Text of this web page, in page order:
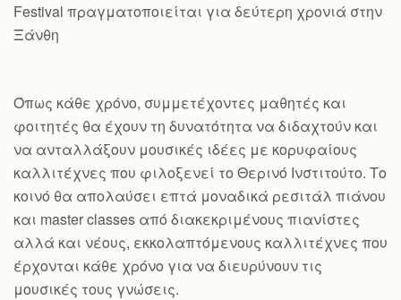
Festival πραγματοποιείται για δεύτερη χρονιά στην
Ξάνθη
Όπως κάθε χρόνο, συμμετέχοντες μαθητές και
φοιτητές θα έχουν τη δυνατότητα να διδαχτούν και
να ανταλλάξουν μουσικές ιδέες με κορυφαίους
καλλιτέχνες που φιλοξενεί το Θερινό Ινστιτούτο. Το
κοινό θα απολαύσει επτά μοναδικά ρεσιτάλ πιάνου
και master classes από διακεκριμένους πιανίστες
αλλά και νέους, εκκολαπτόμενους καλλιτέχνες που
έρχονται κάθε χρόνο για να διευρύνουν τις
μουσικές τους γνώσεις.